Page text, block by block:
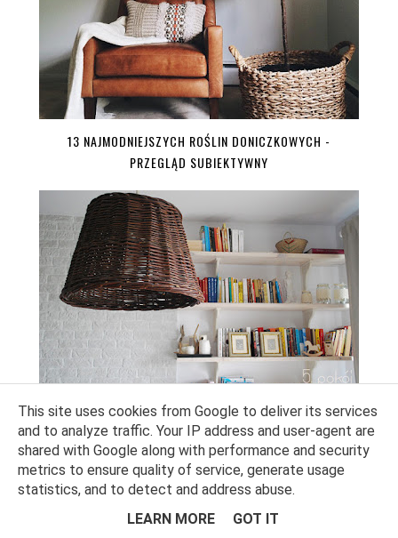
13 NAJMODNIEJSZYCH ROŚLIN DONICZKOWYCH -
PRZEGLĄD SUBIEKTYWNY
TUTORIAL DIY: LAMPA Z WIKLINOWEGO KOSZA [VIDEO]
This site uses cookies from Google to deliver its services
and to analyze traffic. Your IP address and user-agent are
shared with Google along with performance and security
metrics to ensure quality of service, generate usage
statistics, and to detect and address abuse.
LEARN MORE
GOT IT